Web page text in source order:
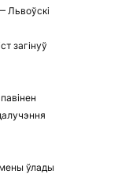
Львоўскі
загінуў
ўлады